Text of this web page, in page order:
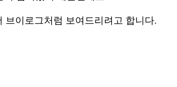
브이로그처럼 보여드리려고 합니다.